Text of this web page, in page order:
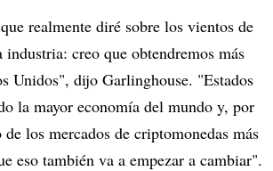
realmente diré sobre los vientos de
creo que obtendremos más
Unidos", dijo Garlinghouse. "Estados
la mayor economía del mundo y, por
los mercados de criptomonedas más
eso también va a empezar a cambiar".